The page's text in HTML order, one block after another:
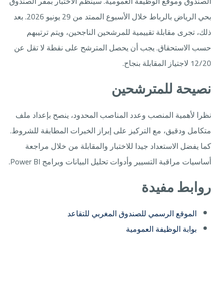
بحي الرياض بالرباط خلال الأسبوع الممتد من 29 يونيو 2026. بعد
ذلك، تجرى مقابلة تقييمية للمرشحين الناجحين، ويتم ترتيبهم
حسب الاستحقاق. يجب أن يحصل المترشح على نقطة لا تقل عن
12/20 لاجتياز المقابلة بنجاح.
نصيحة للمترشحين
نظرا لأهمية المنصب وعدد المناصب المحدود، ينصح بإعداد ملف
متكامل ودقيق، مع التركيز على إبراز الخبرات المطابقة للشروط.
كما يفضل الاستعداد جيدا للاختبار والمقابلة من خلال مراجعة
أساسيات مراقبة التسيير وأدوات تحليل البيانات وبرامج Power BI.
روابط مفيدة
الموقع الرسمي للصندوق المغربي للتقاعد
بوابة الوظيفة العمومية